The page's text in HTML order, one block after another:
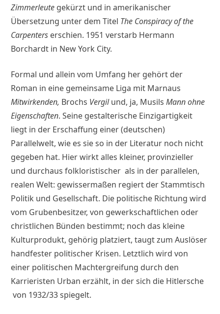
Zimmerleute gekürzt und in amerikanischer
Übersetzung unter dem Titel The Conspiracy of the
Carpenters erschien. 1951 verstarb Hermann
Borchardt in New York City.
Formal und allein vom Umfang her gehört der
Roman in eine gemeinsame Liga mit Marnaus
Mitwirkenden, Brochs Vergilund, ja, MusilsMann ohne
Eigenschaften. Seine gestalterische Einzigartigkeit
liegt in der Erschaffung einer (deutschen)
Parallelwelt, wie es sie so in der Literatur noch nicht
gegeben hat. Hier wirkt alles kleiner, provinzieller
und durchaus folkloristischer als in der parallelen,
realen Welt: gewissermaßen regiert der Stammtisch
Politik und Gesellschaft. Die politische Richtung wird
vom Grubenbesitzer, von gewerkschaftlichen oder
christlichen Bünden bestimmt; noch das kleine
Kulturprodukt, gehörig platziert, taugt zum Auslöser
handfester politischer Krisen. Letztlich wird von
einer politischen Machtergreifung durch den
Karrieristen Urban erzählt, in der sich die Hitlersche
von 1932/33 spiegelt.